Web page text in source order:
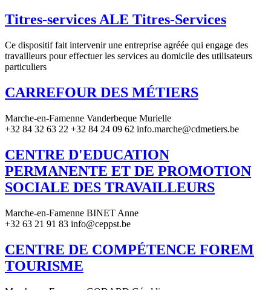
Titres-services ALE Titres-Services
Ce dispositif fait intervenir une entreprise agréée qui engage des
travailleurs pour effectuer les services au domicile des utilisateurs
particuliers
CARREFOUR DES MÉTIERS
Marche-en-Famenne Vanderbeque Murielle
+32 84 32 63 22 +32 84 24 09 62 info.marche@cdmetiers.be
CENTRE D'EDUCATION
PERMANENTE ET DE PROMOTION
SOCIALE DES TRAVAILLEURS
Marche-en-Famenne BINET Anne
+32 63 21 91 83 info@ceppst.be
CENTRE DE COMPÉTENCE FOREM
TOURISME